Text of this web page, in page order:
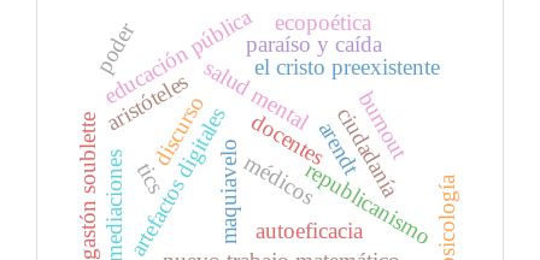
salud mental burnout
docentes
educación pública
ciudadanía
republicanismo
aristóteles
arendt
maquiavelo
artefactos digitales
gastón soublette
el cristo preexistente
mediaciones
paraíso y caída
médicos
autoeficacia psicología
discurso
poder
tics
ecopoética